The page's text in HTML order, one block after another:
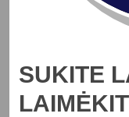
SUKITE